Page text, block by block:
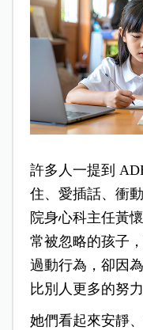
許多人一提到
住、愛插話、衝
院身心科主任黃
常被忽略的孩子
過動行為，卻因
比別人更多的努
她們看起來安靜